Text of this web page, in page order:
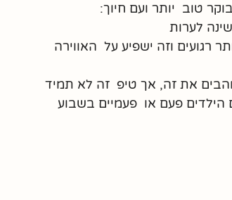
טוב  יותר ועם חיוך:
לערות
רגועים וזה ישפיע על  האווירה
אוהבים את זה, אך טיפ  זה לא תמיד
פעם או  פעמיים בשבוע